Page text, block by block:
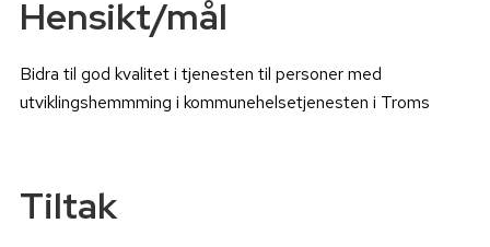
Hensikt/mål
Bidra til god kvalitet i tjenesten til personer med
utviklingshemmming i kommunehelsetjenesten i Troms
Tiltak